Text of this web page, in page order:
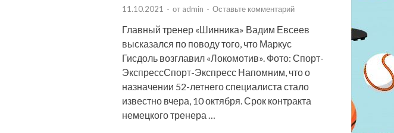
11.10.2021 - от admin - Оставьте комментарий
Главный тренер «Шинника» Вадим Евсеев
высказался по поводу того, что Маркус
Гисдоль возглавил «Локомотив». Фото: Спорт-
ЭкспрессСпорт-Экспресс Напомним, что о
назначении 52-летнего специалиста стало
известно вчера, 10 октября. Срок контракта
немецкого тренера …